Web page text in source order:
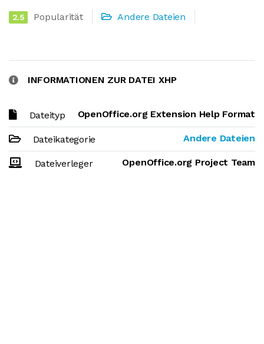
2.5 Popularität Andere Dateien
INFORMATIONEN ZUR DATEI XHP
Dateityp OpenOffice.org Extension Help Format
Dateikategorie Andere Dateien
Dateiverleger OpenOffice.org Project Team